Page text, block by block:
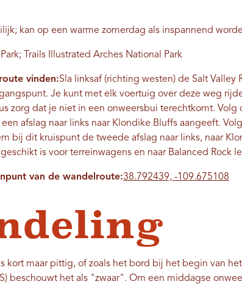
kan op een warme zomerdag als inspannend
Trails Illustrated Arches National Park
vinden:Sla linksaf (richting westen) de Salt Valley
Je kunt met elk voertuig over deze weg
zorg dat je niet in een onweersbui terechtkomt.
afslag naar links naar Klondike Bluffs aangeeft.
bij dit kruispunt de tweede afslag naar links, naar
is voor terreinwagens en naar Balanced Rock
van de wandelroute:38.792439, -109.675108
kort maar pittig, of zoals het bord bij het begin van
beschouwt het als "zwaar". Om een ​​middagse